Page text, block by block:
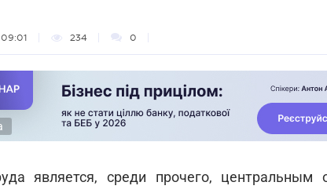
09:01 234 0
является, среди прочего, центральным